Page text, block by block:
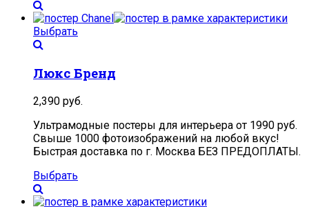
Выбрать
Люкс Бренд
2,390 руб.
Ультрамодные постеры для интерьера от 1990 руб.
Свыше 1000 фотоизображений на любой вкус!
Быстрая доставка по г. Москва БЕЗ ПРЕДОПЛАТЫ.
Выбрать